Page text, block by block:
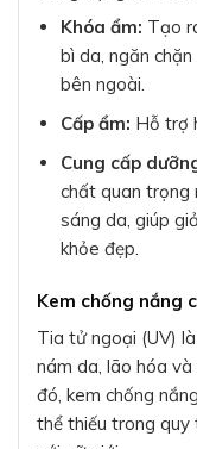
Khóa ẩm: Tạo
bì da, ngăn
bên ngoài.
Cấp ẩm: Hỗ trợ
Cung cấp
chất quan trọng
sáng da, giúp
khỏe đẹp.
Kem chống nắng
Tia tử ngoại (UV)
nám da, lão hóa
đó, kem chống
thể thiếu trong quy